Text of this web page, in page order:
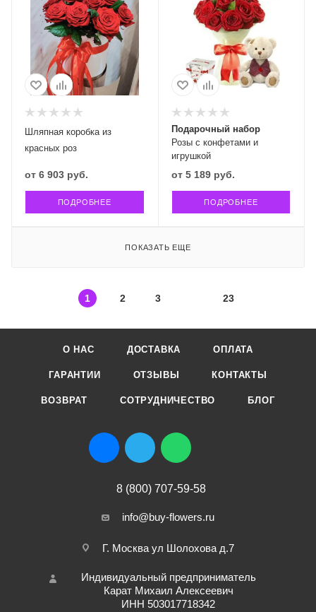
Шляпная коробка из
красных роз
от 6 903 руб.
ПОДРОБНЕЕ
Розы с конфетами и
игрушкой
Подарочный набор
от 5 189 руб.
ПОДРОБНЕЕ
ПОКАЗАТЬ ЕЩЕ
1 2 3 23
О НАС ДОСТАВКА ОПЛАТА
ГАРАНТИИ ОТЗЫВЫ КОНТАКТЫ
ВОЗВРАТ СОТРУДНИЧЕСТВО БЛОГ
8 (800) 707-59-58
info@buy-flowers.ru
Г. Москва ул Шолохова д.7
Индивидуальный предприниматель
Карат Михаил Алексеевич
ИНН 503017718342